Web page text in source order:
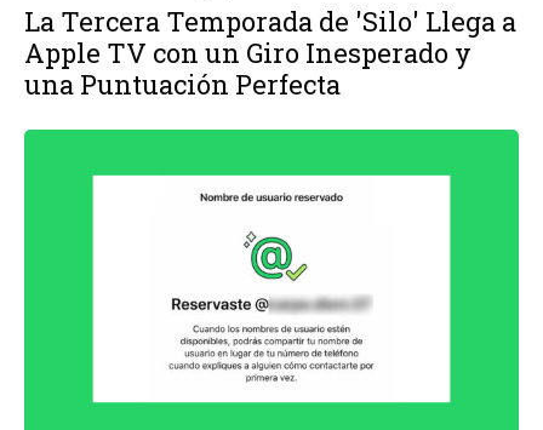
La Tercera Temporada de 'Silo' Llega a
Apple TV con un Giro Inesperado y
una Puntuación Perfecta